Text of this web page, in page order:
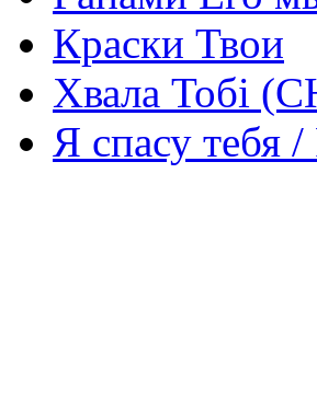
Краски Твои
Хвала Тобі
Я спасу тебя